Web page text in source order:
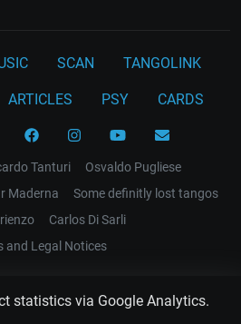
statistics via Google Analytics.
SCAN TANGOLINK
ARTICLES PSY CARDS
Tanturi
Osvaldo Pugliese
Maderna
Some definitly lost tangos
Carlos Di Sarli
and Legal Notices
RECODO TANGO